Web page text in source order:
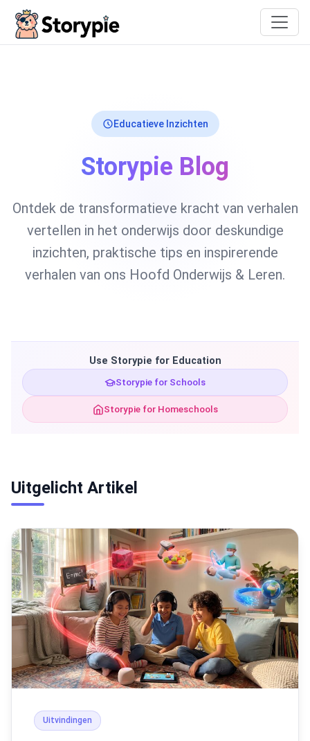
Educatieve Inzichten
Storypie Blog
Ontdek de transformatieve kracht van verhalen
vertellen in het onderwijs door deskundige
inzichten, praktische tips en inspirerende
verhalen van ons Hoofd Onderwijs & Leren.
Use Storypie for Education
Storypie for Schools
Storypie for Homeschools
Uitgelicht Artikel
Uitvindingen